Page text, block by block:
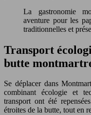
La gastronomie montmartroise de 2026 est une
aventure pour les
traditionnelles et
Transport
butte
Se déplacer dans
combinant écologie et
transport ont été
étroites de la butte, tout en